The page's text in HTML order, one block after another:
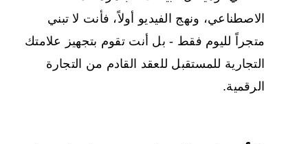
الاصطناعي، ونهج الفيديو أولاً، فأنت لا تبني
متجراً لليوم فقط - بل أنت تقوم بتجهيز علامتك
التجارية للمستقبل للعقد القادم من التجارة
الرقمية.